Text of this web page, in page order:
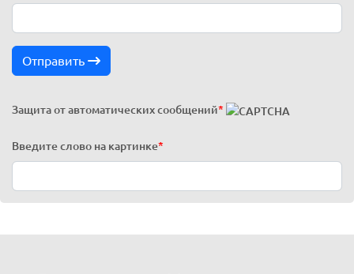
Отправить
Защита от автоматических сообщений*
Введите слово на картинке*